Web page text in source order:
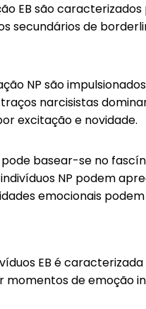
EB são
secundários de
NP são
narcisistas
excitação e novidade.
basear-se no
NP podem
emocionais
EB é
de emoção